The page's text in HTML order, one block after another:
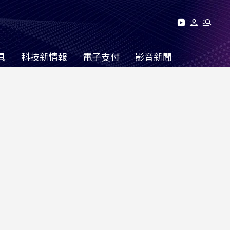
科技新情報 電子支付 影音新聞